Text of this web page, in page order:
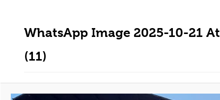
WhatsApp Image 2025-10-21
(11)